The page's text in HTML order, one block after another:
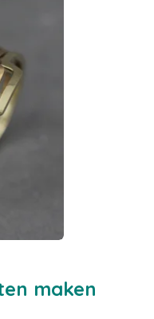
maken